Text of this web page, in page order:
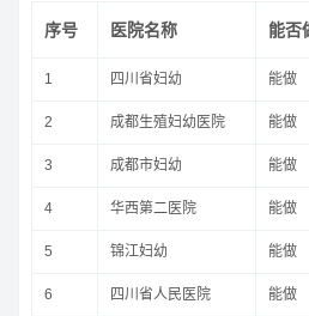
序号 医院名称 能否
1 四川省妇幼 能做
2 成都生殖妇幼医院 能做
3 成都市妇幼 能做
4 华西第二医院 能做
5 锦江妇幼 能做
6 四川省人民医院 能做